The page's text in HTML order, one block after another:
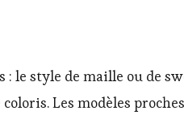
le style de maille ou de
Les modèles